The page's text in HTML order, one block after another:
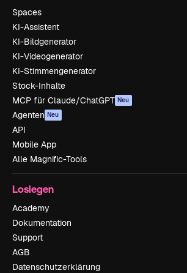
Spaces
KI-Assistent
KI-Bildgenerator
KI-Videogenerator
KI-Stimmengenerator
Stock-Inhalte
MCP für Claude/ChatGPT Neu
Agenten Neu
API
Mobile App
Alle Magnific-Tools
Loslegen
Academy
Dokumentation
Support
AGB
Datenschutzerklärung